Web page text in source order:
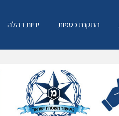
התקנת כספות ידיות בהלה